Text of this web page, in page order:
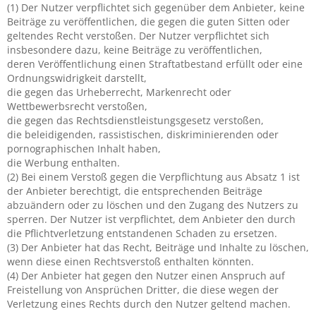
(1) Der Nutzer verpflichtet sich gegenüber dem Anbieter, keine
Beiträge zu veröffentlichen, die gegen die guten Sitten oder
geltendes Recht verstoßen. Der Nutzer verpflichtet sich
insbesondere dazu, keine Beiträge zu veröffentlichen,
deren Veröffentlichung einen Straftatbestand erfüllt oder eine
Ordnungswidrigkeit darstellt,
die gegen das Urheberrecht, Markenrecht oder
Wettbewerbsrecht verstoßen,
die gegen das Rechtsdienstleistungsgesetz verstoßen,
die beleidigenden, rassistischen, diskriminierenden oder
pornographischen Inhalt haben,
die Werbung enthalten.
(2) Bei einem Verstoß gegen die Verpflichtung aus Absatz 1 ist
der Anbieter berechtigt, die entsprechenden Beiträge
abzuändern oder zu löschen und den Zugang des Nutzers zu
sperren. Der Nutzer ist verpflichtet, dem Anbieter den durch
die Pflichtverletzung entstandenen Schaden zu ersetzen.
(3) Der Anbieter hat das Recht, Beiträge und Inhalte zu löschen,
wenn diese einen Rechtsverstoß enthalten könnten.
(4) Der Anbieter hat gegen den Nutzer einen Anspruch auf
Freistellung von Ansprüchen Dritter, die diese wegen der
Verletzung eines Rechts durch den Nutzer geltend machen.